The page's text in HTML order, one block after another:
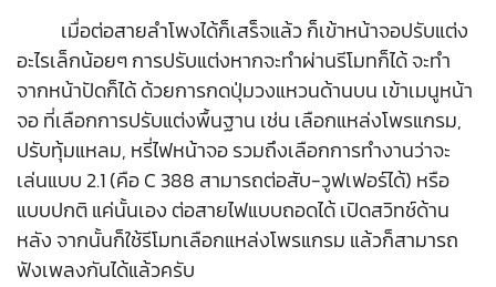
เมื่อต่อสายลำโพงได้ก็เสร็จแล้ว ก็เข้าหน้าจอปรับแต่ง
อะไรเล็กน้อยๆ การปรับแต่งหากจะทำผ่านรีโมทก็ได้ จะทำ
จากหน้าปัดก็ได้ ด้วยการกดปุ่มวงแหวนด้านบน เข้าเมนูหน้า
จอ ที่เลือกการปรับแต่งพื้นฐาน เช่น เลือกแหล่งโพรแกรม,
ปรับทุ้มแหลม, หรี่ไฟหน้าจอ รวมถึงเลือกการทำงานว่าจะ
เล่นแบบ 2.1 (คือ C 388 สามารถต่อสับ-วูฟเฟอร์ได้) หรือ
แบบปกติ แค่นั้นเอง ต่อสายไฟแบบถอดได้ เปิดสวิทช์ด้าน
หลัง จากนั้นก็ใช้รีโมทเลือกแหล่งโพรแกรม แล้วก็สามารถ
ฟังเพลงกันได้แล้วครับ